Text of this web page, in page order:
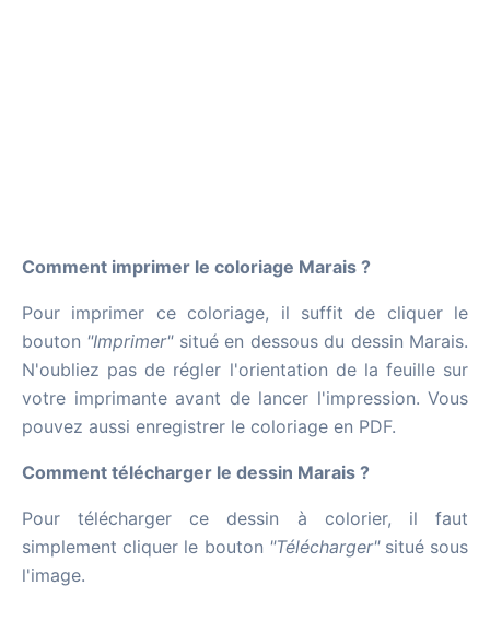
Comment imprimer le coloriage Marais ?
Pour imprimer ce coloriage, il suffit de cliquer le
bouton "Imprimer"situé en dessous du dessin Marais.
N'oubliez pas de régler l'orientation de la feuille sur
votre imprimante avant de lancer l'impression. Vous
pouvez aussi enregistrer le coloriage en PDF.
Comment télécharger le dessin Marais ?
Pour télécharger ce dessin à colorier, il faut
simplement cliquer le bouton "Télécharger"situé sous
l'image.